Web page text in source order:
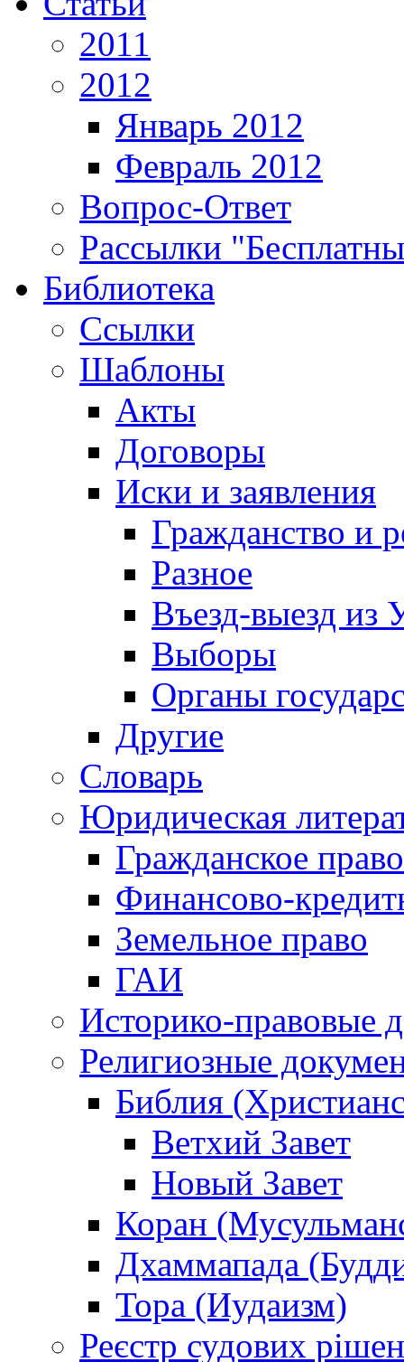
2011
2012
Январь 2012
Февраль 2012
Вопрос-Ответ
Рассылки
Библиотека
Ссылки
Шаблоны
Акты
Договоры
Иски и заявления
Гражданство и
Разное
Въезд-выезд из
Выборы
Органы
Другие
Словарь
Юридическая
Гражданское право
Финансово-
Земельное право
ГАИ
Историко-правовые
Религиозные
Библия
Ветхий Завет
Новый Завет
Коран
Дхаммапада
Тора (Иудаизм)
Реєстр судових